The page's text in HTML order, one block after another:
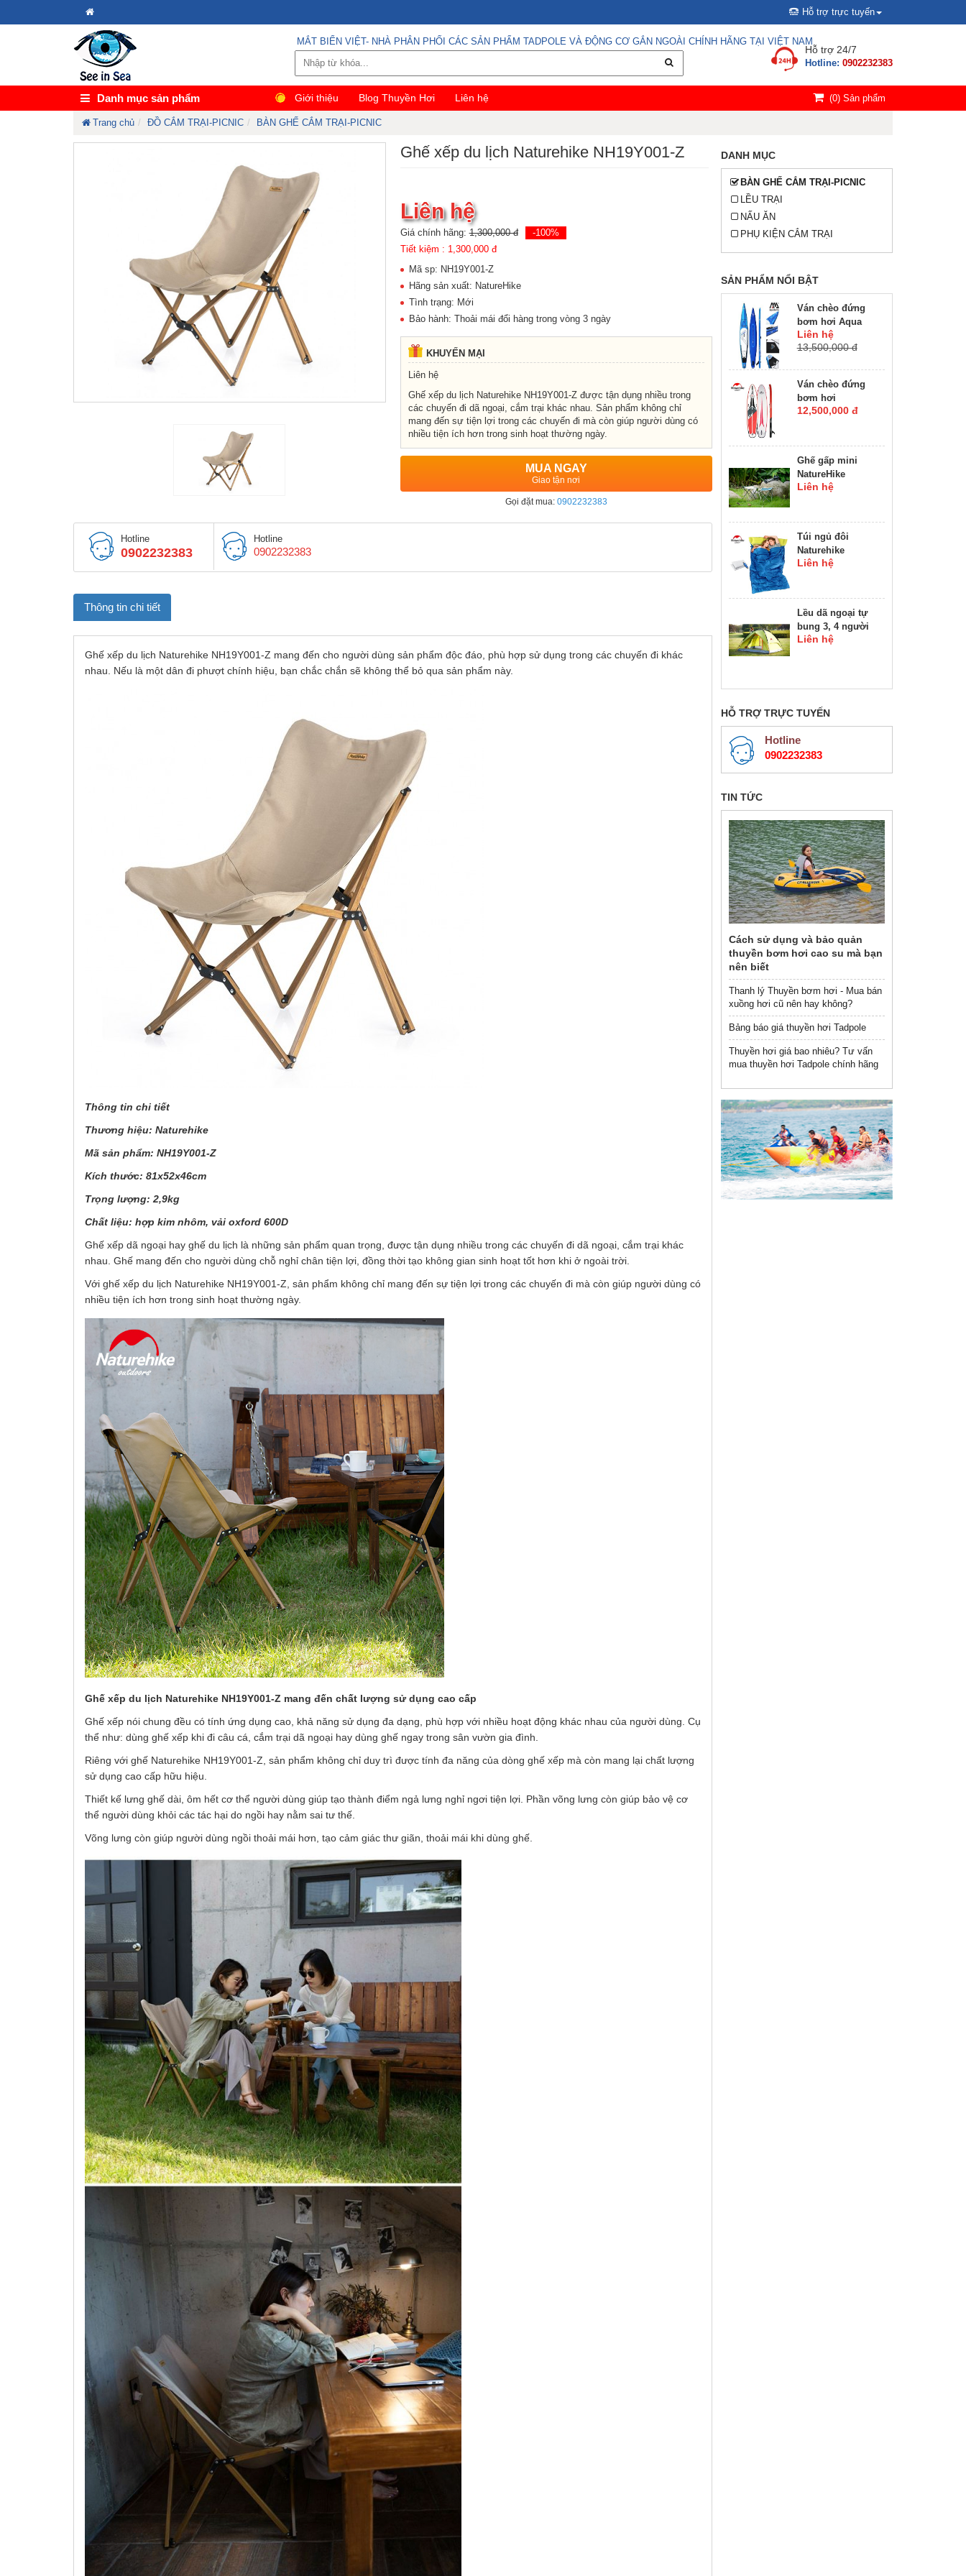
Hỗ trợ trực tuyến
MẮT BIỂN VIỆT- NHÀ PHÂN PHỐI CÁC SẢN PHẨM TADPOLE VÀ ĐỘNG CƠ GẮN NGOÀI CHÍNH HÃNG TẠI VIỆT NAM
Hỗ trợ 24/7
Hotline: 0902232383
Danh mục sản phẩm Giới thiệu Blog Thuyền Hơi Liên hệ (0) Sản phẩm
Trang chủ ĐỒ CẮM TRẠI-PICNIC BÀN GHẾ CẮM TRẠI-PICNIC
DANH MỤC
BÀN GHẾ CẮM TRẠI-PICNIC
LỀU TRẠI
NẤU ĂN
PHỤ KIỆN CẮM TRẠI
SẢN PHẨM NỔI BẬT
Ván chèo đứng
bơm hơi Aqua
Marina HYPER
12’6” SUP
Liên hệ
13,500,000 đ
Ván chèo đứng
bơm hơi
Naturehike BLADE
12,500,000 đ
Ghế gấp mini
NatureHike
NH15D012-B
Liên hệ
Túi ngủ đôi
Naturehike
SD15M030J
Liên hệ
Lều dã ngoại tự
bung 3, 4 người
Naturehike
Liên hệ
HỖ TRỢ TRỰC TUYẾN
Hotline
0902232383
TIN TỨC
Cách sử dụng và bảo quản
thuyền bơm hơi cao su mà bạn
nên biết
Thanh lý Thuyền bơm hơi - Mua bán
xuồng hơi cũ nên hay không?
Bảng báo giá thuyền hơi Tadpole
Thuyền hơi giá bao nhiêu? Tư vấn
mua thuyền hơi Tadpole chính hãng
Ghế xếp du lịch Naturehike NH19Y001-Z
Liên hệ
Giá chính hãng:1,300,000 đ
-100%
Tiết kiệm : 1,300,000 đ
Mã sp: NH19Y001-Z
Hãng sản xuất: NatureHike
Tình trạng: Mới
Bảo hành: Thoải mái đổi hàng trong vòng 3 ngày
KHUYẾN MẠI
Liên hệ
Ghế xếp du lịch Naturehike NH19Y001-Z được tận dụng nhiều trong
các chuyến đi dã ngoại, cắm trại khác nhau. Sản phẩm không chỉ
mang đến sự tiện lợi trong các chuyến đi mà còn giúp người dùng có
nhiều tiện ích hơn trong sinh hoạt thường ngày.
MUA NGAY
Giao tận nơi
Gọi đặt mua: 0902232383
Hotline
0902232383
Hotline
0902232383
Thông tin chi tiết
Ghế xếp du lịch Naturehike NH19Y001-Z mang đến cho người dùng sản phẩm độc đáo, phù hợp sử dụng trong các chuyến đi khác
nhau. Nếu là một dân đi phượt chính hiệu, bạn chắc chắn sẽ không thể bỏ qua sản phẩm này.
Thông tin chi tiết
Thương hiệu: Naturehike
Mã sản phẩm: NH19Y001-Z
Kích thước: 81x52x46cm
Trọng lượng: 2,9kg
Chất liệu: hợp kim nhôm, vải oxford 600D
Ghế xếp dã ngoại hay ghế du lịch là những sản phẩm quan trọng, được tận dụng nhiều trong các chuyến đi dã ngoại, cắm trại khác
nhau. Ghế mang đến cho người dùng chỗ nghỉ chân tiện lợi, đồng thời tạo không gian sinh hoạt tốt hơn khi ở ngoài trời.
Với ghế xếp du lịch Naturehike NH19Y001-Z, sản phẩm không chỉ mang đến sự tiện lợi trong các chuyến đi mà còn giúp người dùng có
nhiều tiện ích hơn trong sinh hoạt thường ngày.
Ghế xếp du lịch Naturehike NH19Y001-Z mang đến chất lượng sử dụng cao cấp
Ghế xếp nói chung đều có tính ứng dụng cao, khả năng sử dụng đa dạng, phù hợp với nhiều hoạt động khác nhau của người dùng. Cụ
thể như: dùng ghế xếp khi đi câu cá, cắm trại dã ngoại hay dùng ghế ngay trong sân vườn gia đình.
Riêng với ghế Naturehike NH19Y001-Z, sản phẩm không chỉ duy trì được tính đa năng của dòng ghế xếp mà còn mang lại chất lượng
sử dụng cao cấp hữu hiệu.
Thiết kế lưng ghế dài, ôm hết cơ thể người dùng giúp tạo thành điểm ngả lưng nghỉ ngơi tiện lợi. Phần võng lưng còn giúp bảo vệ cơ
thể người dùng khỏi các tác hại do ngồi hay nằm sai tư thế.
Võng lưng còn giúp người dùng ngồi thoải mái hơn, tạo cảm giác thư giãn, thoải mái khi dùng ghế.